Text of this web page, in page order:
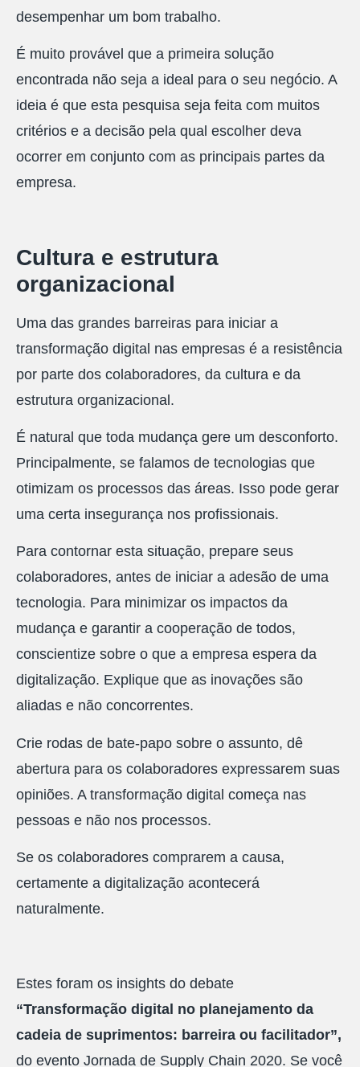
desempenhar um bom trabalho.
É muito provável que a primeira solução
encontrada não seja a ideal para o seu negócio. A
ideia é que esta pesquisa seja feita com muitos
critérios e a decisão pela qual escolher deva
ocorrer em conjunto com as principais partes da
empresa.
Cultura e estrutura
organizacional
Uma das grandes barreiras para iniciar a
transformação digital nas empresas é a resistência
por parte dos colaboradores, da cultura e da
estrutura organizacional.
É natural que toda mudança gere um desconforto.
Principalmente, se falamos de tecnologias que
otimizam os processos das áreas. Isso pode gerar
uma certa insegurança nos profissionais.
Para contornar esta situação, prepare seus
colaboradores, antes de iniciar a adesão de uma
tecnologia. Para minimizar os impactos da
mudança e garantir a cooperação de todos,
conscientize sobre o que a empresa espera da
digitalização. Explique que as inovações são
aliadas e não concorrentes.
Crie rodas de bate-papo sobre o assunto, dê
abertura para os colaboradores expressarem suas
opiniões. A transformação digital começa nas
pessoas e não nos processos.
Se os colaboradores comprarem a causa,
certamente a digitalização acontecerá
naturalmente.
Estes foram os insights do debate
“Transformação digital no planejamento da
cadeia de suprimentos: barreira ou facilitador”,
do evento Jornada de Supply Chain 2020. Se você